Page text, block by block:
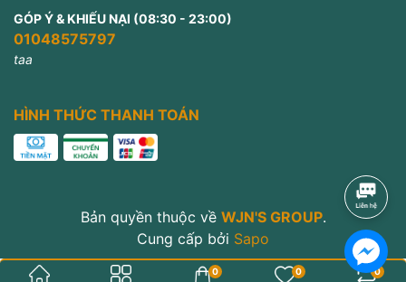
GÓP Ý & KHIẾU NẠI (08:30 - 23:00)
01048575797
taa
HÌNH THỨC THANH TOÁN
Bản quyền thuộc về WJN'S GROUP.
Cung cấp bởi Sapo
0 0 0